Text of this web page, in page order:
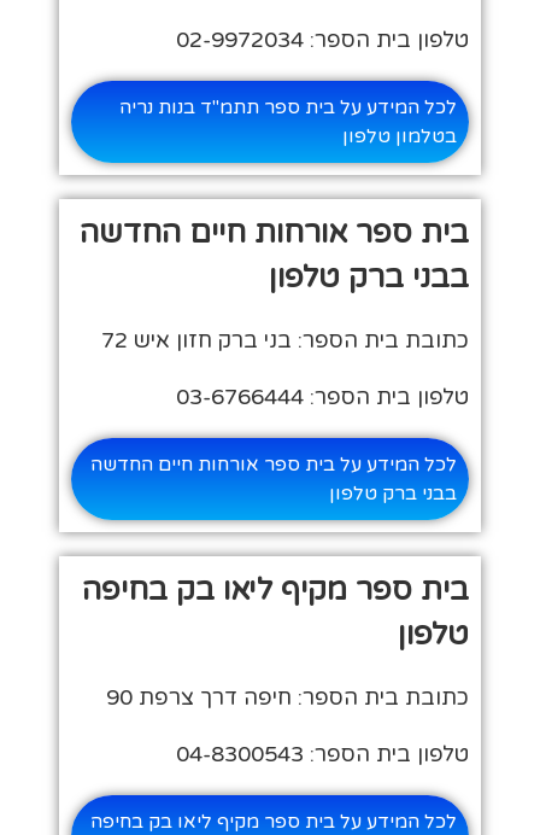
טלפון בית הספר: 02-9972034
לכל המידע על בית ספר תתמ"ד בנות נריה
בטלמון טלפון
בית ספר אורחות חיים החדשה
בבני ברק טלפון
כתובת בית הספר: בני ברק חזון איש 72
טלפון בית הספר: 03-6766444
לכל המידע על בית ספר אורחות חיים החדשה
בבני ברק טלפון
בית ספר מקיף ליאו בק בחיפה
טלפון
כתובת בית הספר: חיפה דרך צרפת 90
טלפון בית הספר: 04-8300543
לכל המידע על בית ספר מקיף ליאו בק בחיפה